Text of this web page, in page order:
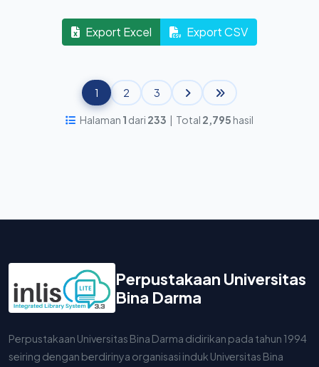
Export Excel Export CSV
1 2 3
Halaman 1 dari 233 | Total 2,795 hasil
Perpustakaan Universitas
Bina Darma
Perpustakaan Universitas Bina Darma didirikan pada tahun 1994
seiring dengan berdirinya organisasi induk Universitas Bina